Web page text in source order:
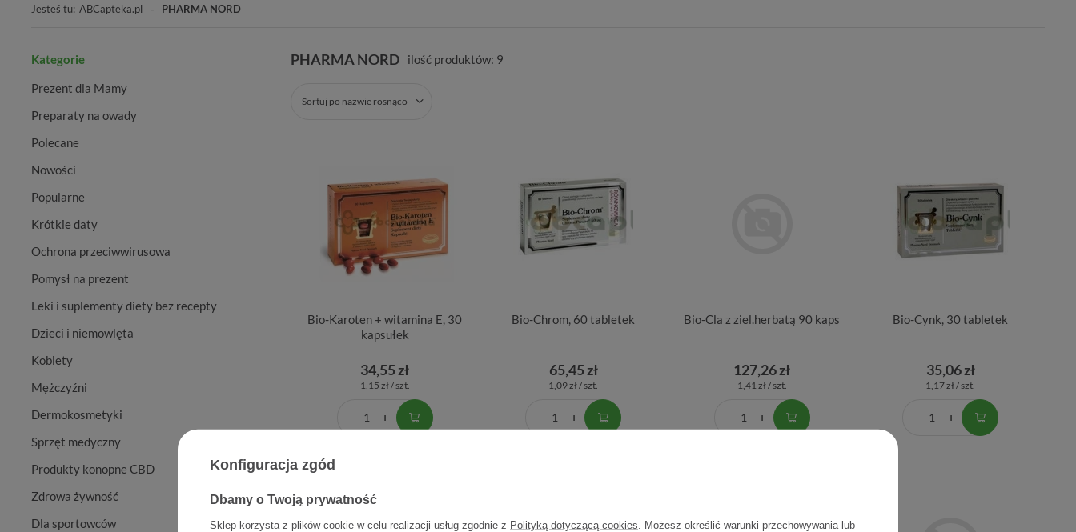
Jesteś tu: ABCapteka.pl PHARMA NORD
Kategorie
Prezent dla Mamy
Preparaty na owady
Polecane
Nowości
Popularne
Krótkie daty
Ochrona przeciwwirusowa
Pomysł na prezent
Leki i suplementy diety bez recepty
Dzieci i niemowlęta
Kobiety
Mężczyźni
Dermokosmetyki
Sprzęt medyczny
Produkty konopne CBD
Zdrowa żywność
Dla sportowców
PHARMA NORD ilość produktów: 9
Sortuj po nazwie rosnąco
Bio-Karoten + witamina E, 30
kapsułek
34,55 zł
1,15 zł / szt.
Bio-Chrom, 60 tabletek
65,45 zł
1,09 zł / szt.
Bio-Cla z ziel.herbatą 90 kaps
127,26 zł
1,41 zł / szt.
Bio-Cynk, 30 tabletek
35,06 zł
1,17 zł / szt.
Konfiguracja zgód
Dbamy o Twoją prywatność
Sklep korzysta z plików cookie w celu realizacji usług zgodnie z Polityką dotyczącą cookies . Możesz określić warunki przechowywania lub